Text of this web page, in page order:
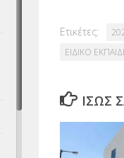
Ετικέτες:
ΕΙΔΙΚΟ
ΊΣΩΣ